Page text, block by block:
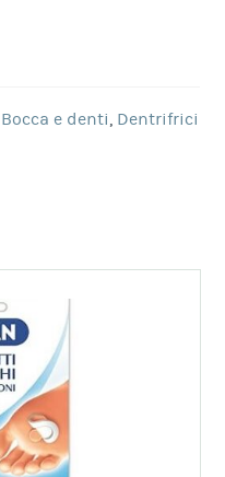
Bocca e denti, Dentrifrici